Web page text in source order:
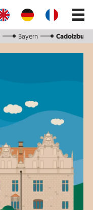
Main
Bayern Cadolzburg